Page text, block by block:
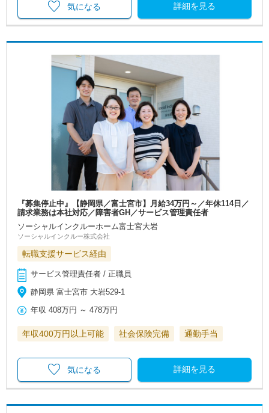
詳細を見る
気になる
『募集停止中』【静岡県／富士宮市】月給34万円～／年休114日／
請求業務は本社対応／障害者GH／サービス管理責任者
ソーシャルインクルーホーム富士宮大岩
ソーシャルインクルー株式会社
転職支援サービス経由
サービス管理責任者 / 正職員
静岡県 富士宮市 大岩529-1
年収 408万円 ～478万円
年収400万円以上可能 社会保険完備 通勤手当
詳細を見る
気になる